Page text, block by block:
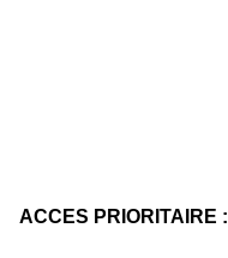
ACCES PRIORITAIRE :